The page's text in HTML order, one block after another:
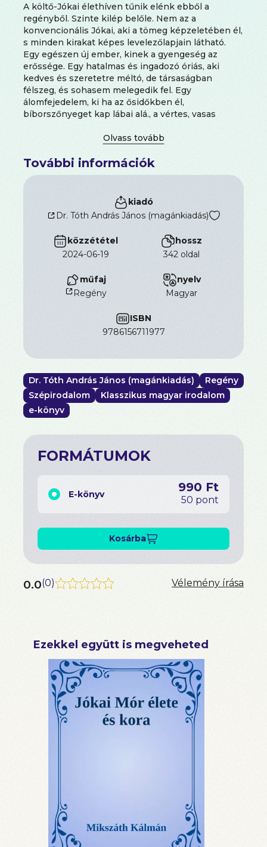
A ​költő-Jókai élethíven tűnik elénk ebből a
regényből. Szinte kilép belőle. Nem az a
konvencionális Jókai, aki a tömeg képzeletében él,
s minden kirakat képes levelezőlapjain látható.
Egy egészen új ember, kinek a gyengeség az
erőssége. Egy hatalmas és ingadozó óriás, aki
kedves és szeretetre méltó, de társaságban
félszeg, és sohasem melegedik fel. Egy
álomfejedelem, ki ha az ősidőkben él,
bíborszőnyeget kap lábai alá., a vértes, vasas
szolgáivá. S látjuk őt gyerekkorától fogva furcsa
leányos, álmodó s a többiek „Móric kisasszony” –
nak csúfolják. Lázas fantáziájával törpékről,
medúzafejekről, csodaszörnyekről álmodik.
Mindenki bámulja a csodagyereket, a
halhatatlanságra készülőt, s majdnem úgy nevelik,
mint egy trónörököst: a magyar költészet
trónjának elfoglalóját és királyát. Látjuk azután,
mint ütközik be az arisztokratikus, finom lélek az
élet durva gerendáiba. A csodagyerek észreveszi,
otthon és az álmok puha fészkében. Jön a viszály a
szülői házzal, a politikai harcok, a honfibú, a lejáró
rongyokkal, a kámforos flastrommal s azután még
sok-sok más, de minden elmúlik, s Jókai marad az,
További információk
kiadó
Dr. Tóth András János (magánkiadás)
közzététel
2024-06-19
hossz
342 oldal
műfaj
Regény
nyelv
magyar
ISBN
9786156711977
Dr. Tóth András János (magánkiadás)
Regény
Szépirodalom
Klasszikus magyar irodalom
e-könyv
FORMÁTUMOK
E-könyv 990 Ft
50 pont
Kosárba
0.0(0) Vélemény írása
Ezekkel együtt is megveheted